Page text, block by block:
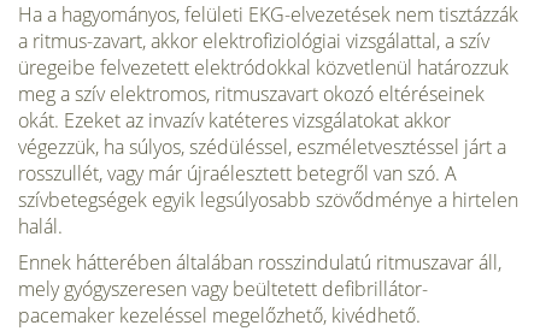
Ha a hagyományos, felületi EKG-elvezetések nem tisztázzák
a ritmus-zavart, akkor elektrofiziológiai vizsgálattal, a szív
üregeibe felvezetett elektródokkal közvetlenül határozzuk
meg a szív elektromos, ritmusza­vart okozó eltéréseinek
okát. Ezeket az invazív katéteres vizsgálatokat ak­kor
végezzük, ha súlyos, szédüléssel, eszméletvesztéssel járt a
rosszullét, vagy már újraélesztett betegről van szó. A
szívbetegségek egyik legsúlyo­sabb szövődménye a hirtelen
halál.
Ennek hátterében általában rosszin­dulatú ritmuszavar áll,
mely gyógyszeresen vagy beültetett defibrillátor-
pacemaker kezeléssel megelőzhető, kivédhető.